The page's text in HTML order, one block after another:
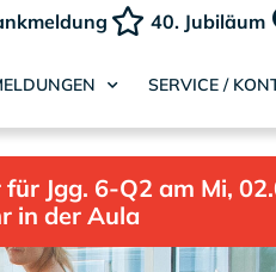
40. Jubiläum
SERVICE /
Jgg. 6-Q2 am Mi,
in der Aula